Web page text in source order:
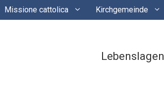
Missione cattolica Kirchgemeinde
Lebenslagen